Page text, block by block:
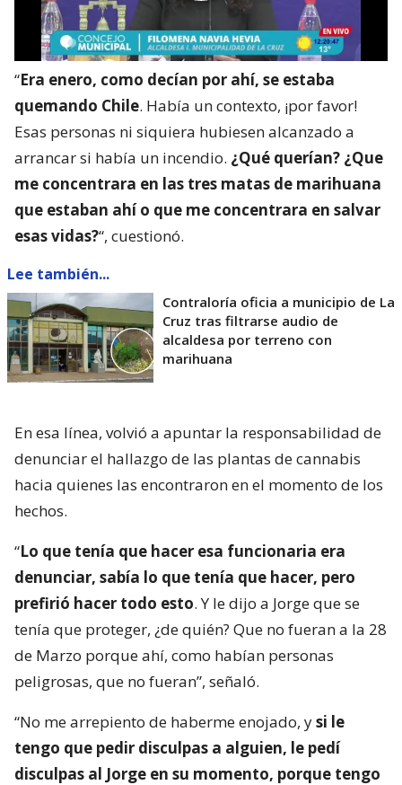
“Era enero, como decían por ahí, se estaba
quemando Chile. Había un contexto, ¡por favor!
Esas personas ni siquiera hubiesen alcanzado a
arrancar si había un incendio. ¿Qué querían? ¿Que
me concentrara en las tres matas de marihuana
que estaban ahí o que me concentrara en salvar
esas vidas?“, cuestionó.
Lee también...
Contraloría oficia a municipio de La
Cruz tras filtrarse audio de
alcaldesa por terreno con
marihuana
En esa línea, volvió a apuntar la responsabilidad de
denunciar el hallazgo de las plantas de cannabis
hacia quienes las encontraron en el momento de los
hechos.
“Lo que tenía que hacer esa funcionaria era
denunciar, sabía lo que tenía que hacer, pero
prefirió hacer todo esto. Y le dijo a Jorge que se
tenía que proteger, ¿de quién? Que no fueran a la 28
de Marzo porque ahí, como habían personas
peligrosas, que no fueran”, señaló.
“No me arrepiento de haberme enojado, ysi le
tengo que pedir disculpas a alguien, le pedí
disculpas al Jorge en su momento, porque tengo